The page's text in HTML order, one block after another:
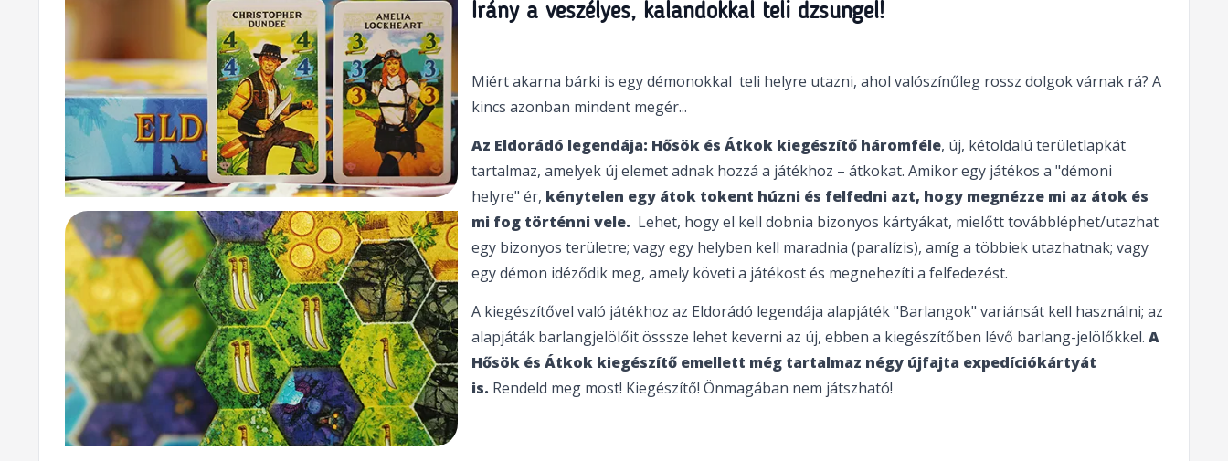
Irány a veszélyes, kalandokkal teli dzsungel!
Miért akarna bárki is egy démonokkal teli helyre utazni, ahol valószínűleg rossz dolgok várnak rá? A
kincs azonban mindent megér...
Az Eldorádó legendája: Hősök és Átkok kiegészítő háromféle, új, kétoldalú területlapkát
tartalmaz, amelyek új elemet adnak hozzá a játékhoz – átkokat. Amikor egy játékos a "démoni
helyre" ér, kénytelen egy átok tokent húzni és felfedni azt, hogy megnézze mi az átok és
mi fog történni vele. Lehet, hogy el kell dobnia bizonyos kártyákat, mielőtt továbbléphet/utazhat
egy bizonyos területre; vagy egy helyben kell maradnia (paralízis), amíg a többiek utazhatnak; vagy
egy démon idéződik meg, amely követi a játékost és megnehezíti a felfedezést.
A kiegészítővel való játékhoz az Eldorádó legendája alapjáték "Barlangok" variánsát kell használni; az
alapjáták barlangjelölőit össsze lehet keverni az új, ebben a kiegészítőben lévő barlang-jelölőkkel. A
Hősök és Átkok kiegészítő emellett még tartalmaz négy újfajta expedíciókártyát
is. Rendeld meg most! Kiegészítő! Önmagában nem játszható!